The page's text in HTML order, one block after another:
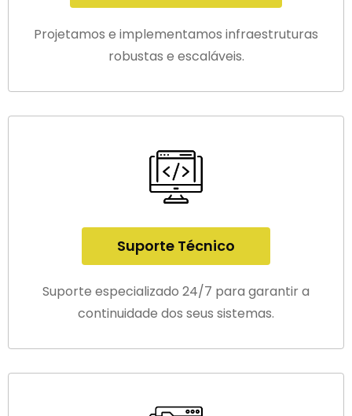
Projetamos e implementamos infraestruturas
robustas e escaláveis.
Suporte Técnico
Suporte especializado 24/7 para garantir a
continuidade dos seus sistemas.